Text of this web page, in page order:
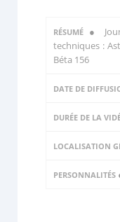
RÉSUMÉ ●
techniques :
Béta 156
DATE DE
DURÉE DE LA
LOCALISATION
PERSONNALITÉS